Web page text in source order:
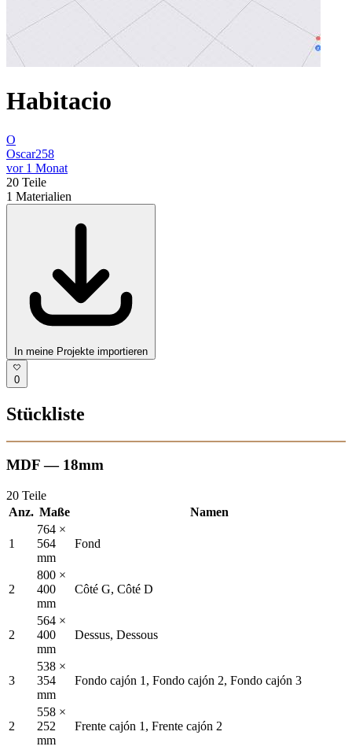
Habitacio
O
Oscar258
vor 1 Monat
20 Teile
1 Materialien
In meine Projekte importieren
0
Stückliste
MDF — 18mm
20 Teile
Anz. Maße Namen
1
764 ×
564
mm
Fond
2
800 ×
400
mm
Côté G, Côté D
2
564 ×
400
mm
Dessus, Dessous
3
538 ×
354
mm
Fondo cajón 1, Fondo cajón 2, Fondo cajón 3
2
558 ×
252
mm
Frente cajón 1, Frente cajón 2